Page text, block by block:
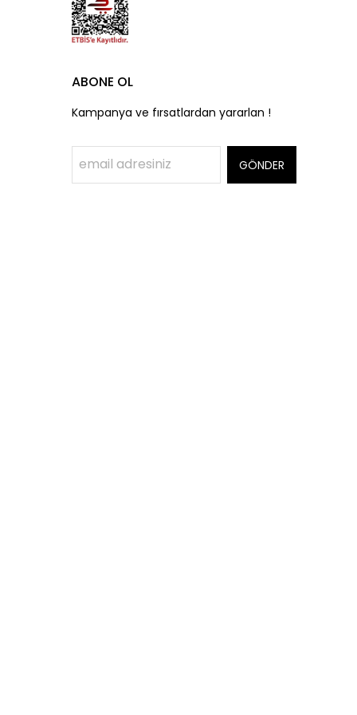
ABONE OL
Kampanya ve fırsatlardan yararlan !
GÖNDER